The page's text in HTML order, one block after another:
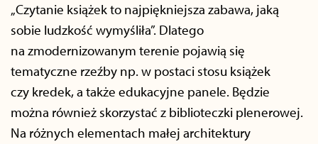
„Czytanie książek to najpiękniejsza zabawa, jaką
sobie ludzkość wymyśliła”. Dlatego
na zmodernizowanym terenie pojawią się
tematyczne rzeźby np. w postaci stosu książek
czy kredek, a także edukacyjne panele. Będzie
można również skorzystać z biblioteczki plenerowej.
Na różnych elementach małej architektury